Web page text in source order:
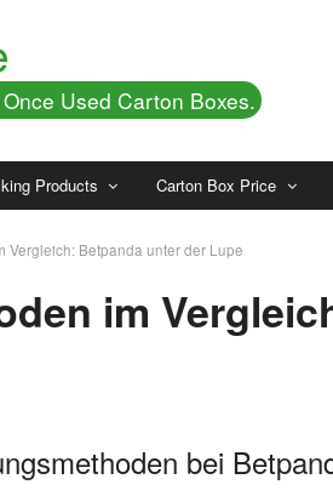
Used Carton Boxes.
Products Carton Box Price
Vergleich: Betpanda unter der Lupe
im
bei